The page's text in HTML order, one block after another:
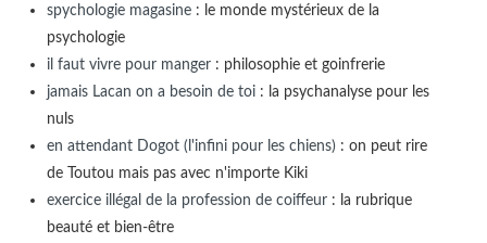
spychologie magasine: le monde mystérieux de la
psychologie
il faut vivre pour manger: philosophie et goinfrerie
jamais Lacan on a besoin de toi: la psychanalyse pour les
nuls
en attendant Dogot (l'infini pour les chiens): on peut rire
de Toutou mais pas avec n'importe Kiki
exercice illégal de la profession de coiffeur: la rubrique
beauté et bien-être